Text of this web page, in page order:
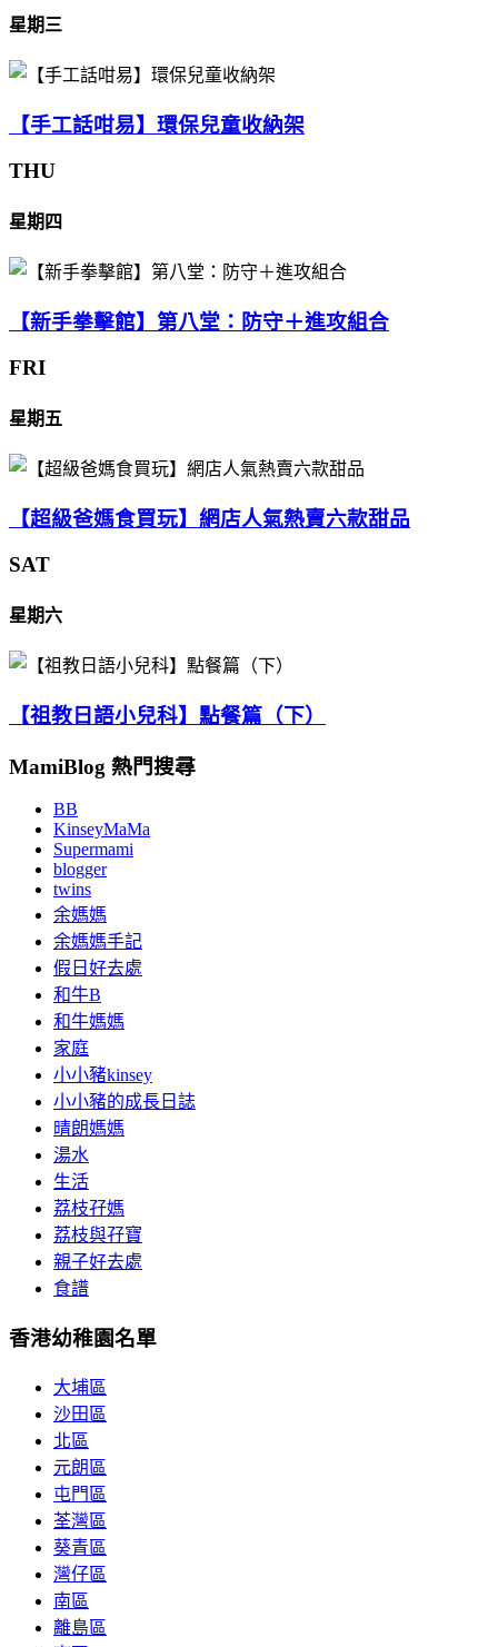
星期三
【手工話咁易】環保兒童收納架
THU
星期四
【新手拳擊館】第八堂：防守＋進攻組合
FRI
星期五
【超級爸媽食買玩】網店人氣熱賣六款甜品
SAT
星期六
【祖教日語小兒科】點餐篇（下）
MamiBlog 熱門搜尋
BB
KinseyMaMa
Supermami
blogger
twins
余媽媽
余媽媽手記
假日好去處
和牛B
和牛媽媽
家庭
小小豬kinsey
小小豬的成長日誌
晴朗媽媽
湯水
生活
荔枝孖媽
荔枝與孖寶
親子好去處
食譜
香港幼稚園名單
大埔區
沙田區
北區
元朗區
屯門區
荃灣區
葵青區
灣仔區
南區
離島區